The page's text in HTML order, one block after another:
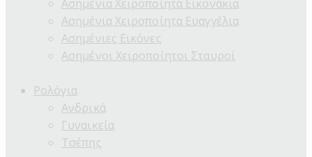
Ασημένια Χειροποίητα Εικονάκια
Ασημένια Χειροποίητα Ευαγγέλια
Ασημένιες Εικόνες
Ασημένοι Χειροποίητοι Σταυροί
Ρολόγια
Ανδρικά
Γυναικεία
Τσέπης